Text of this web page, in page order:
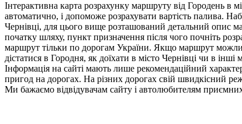
Інтерактивна карта розрахунку маршруту від Городень в
автоматично, і допоможе розрахувати вартість палива.
Чернівці, для цього вище розташований детальний опис
початку шляху, пункт призначення після чого почніть
маршрут тільки по дорогам України. Якщо маршрут
дістатися в Городня, як доїхати в місто Чернівці чи в
Інформація на сайті мають лише рекомендаційний
пригод на дорогах. На різних дорогах свій швидкісний
Ми бажаємо відвідувачам сайту і автолюбителям